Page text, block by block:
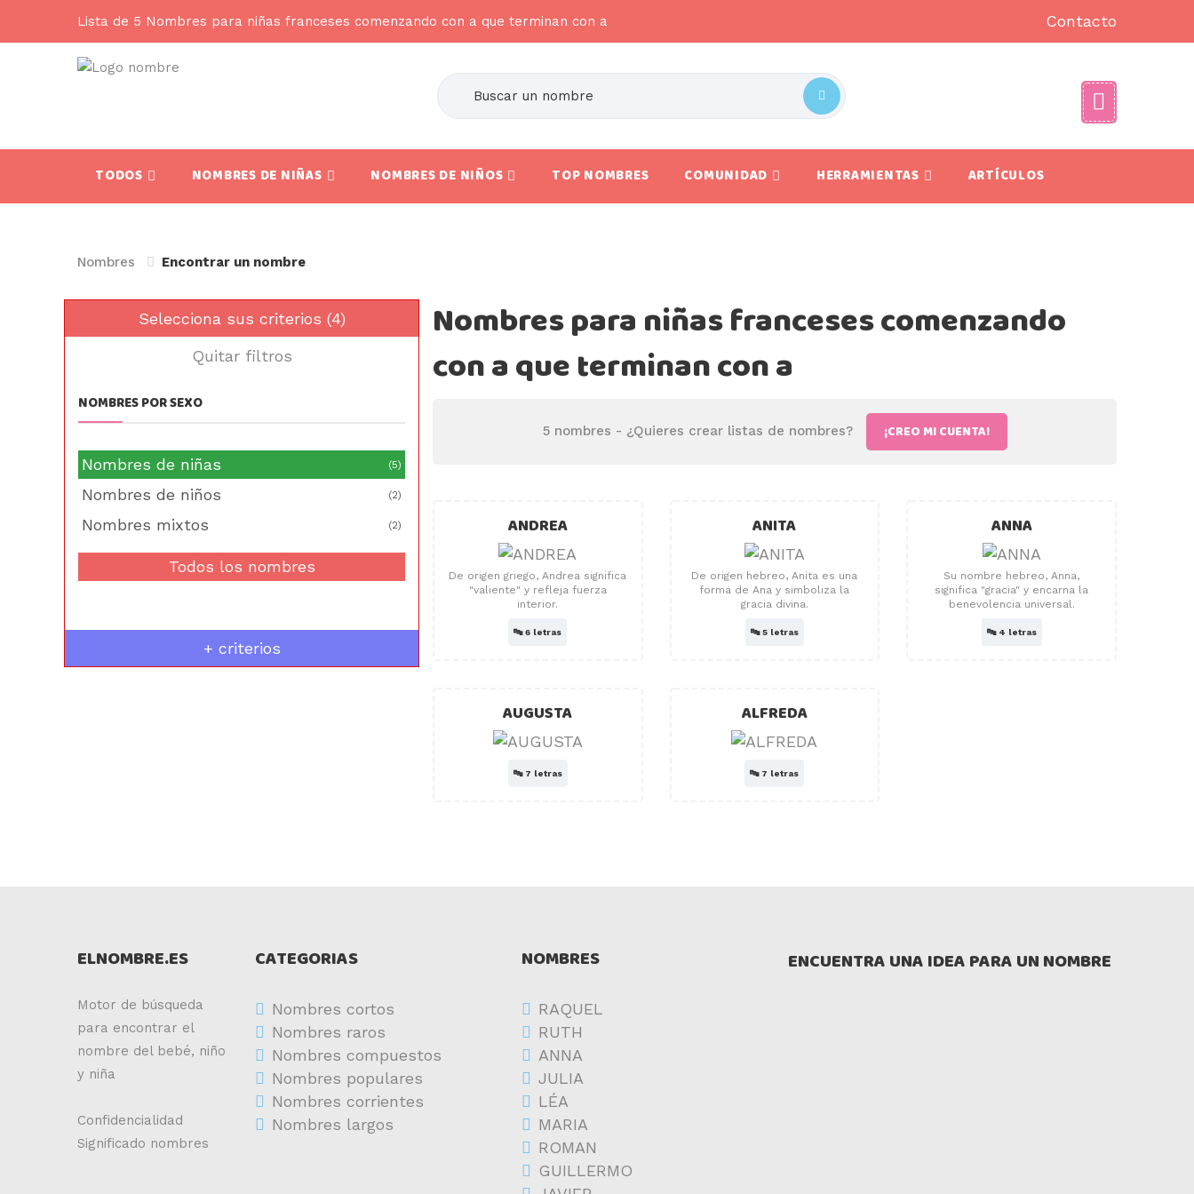
Lista de 5 Nombres para niñas franceses comenzando con a que terminan con a Contacto
TODOS NOMBRES DE NIÑAS NOMBRES DE NIÑOS TOP NOMBRES COMUNIDAD HERRAMIENTAS ARTÍCULOS
Nombres Encontrar un nombre
Selecciona sus criterios (4)
Quitar filtros
NOMBRES POR SEXO
Nombres de niñas (5)
Nombres de niños (2)
Nombres mixtos (2)
Todos los nombres
+ criterios
Nombres para niñas franceses comenzando
con a que terminan con a
5 nombres - ¿Quieres crear listas de nombres? ¡CREO MI CUENTA!
ANDREA
De origen griego, Andrea significa
"valiente" y refleja fuerza
interior.
🔤6 letras
ANITA
De origen hebreo, Anita es una
forma de Ana y simboliza la
gracia divina.
🔤5 letras
ANNA
Su nombre hebreo, Anna,
significa "gracia" y encarna la
benevolencia universal.
🔤 4 letras
AUGUSTA
🔤 7 letras
ALFREDA
🔤 7 letras
ELNOMBRE.ES
Motor de búsqueda
para encontrar el
nombre del bebé, niño
y niña
Confidencialidad
Significado nombres
CATEGORIAS
Nombres cortos
Nombres raros
Nombres compuestos
Nombres populares
Nombres corrientes
Nombres largos
NOMBRES
RAQUEL
RUTH
ANNA
JULIA
LÉA
MARIA
ROMAN
GUILLERMO
ENCUENTRA UNA IDEA PARA UN NOMBRE